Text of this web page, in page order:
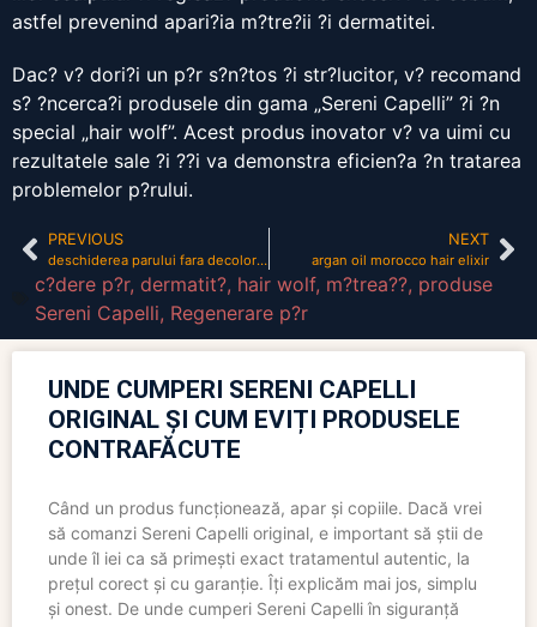
astfel prevenind apari?ia m?tre?ii ?i dermatitei.
Dac? v? dori?i un p?r s?n?tos ?i str?lucitor, v? recomand
s? ?ncerca?i produsele din gama „Sereni Capelli” ?i ?n
special „hair wolf”. Acest produs inovator v? va uimi cu
rezultatele sale ?i ??i va demonstra eficien?a ?n tratarea
problemelor p?rului.
PREVIOUS
deschiderea parului fara decolorare
NEXT
argan oil morocco hair elixir
c?dere p?r, dermatit?, hair wolf, m?trea??, produse
Sereni Capelli, Regenerare p?r
UNDE CUMPERI SERENI CAPELLI
ORIGINAL ȘI CUM EVIȚI PRODUSELE
CONTRAFĂCUTE
Când un produs funcționează, apar și copiile. Dacă vrei
să comanzi Sereni Capelli original, e important să știi de
unde îl iei ca să primești exact tratamentul autentic, la
prețul corect și cu garanție. Îți explicăm mai jos, simplu
și onest. De unde cumperi Sereni Capelli în siguranță